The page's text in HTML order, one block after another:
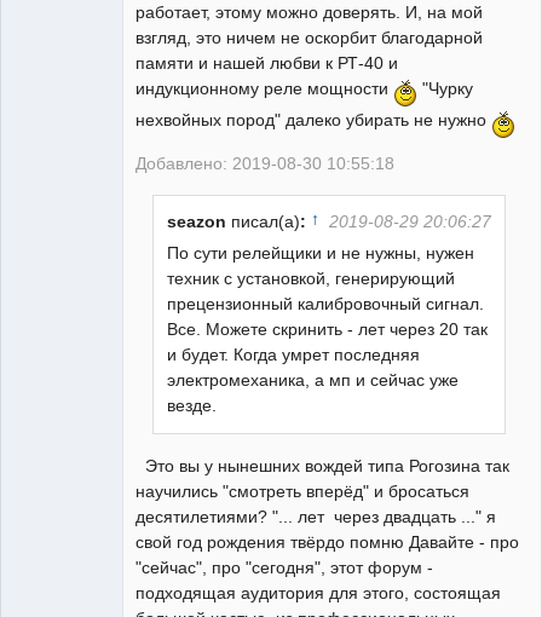
работает, этому можно доверять. И, на мой
взгляд, это ничем не оскорбит благодарной
памяти и нашей любви к РТ-40 и
индукционному реле мощности
"Чурку
нехвойных пород" далеко убирать не нужно
Добавлено: 2019-08-30 10:55:18
seazon писал(а): ↑
2019-08-29 20:06:27
По сути релейщики и не нужны, нужен
техник с установкой, генерирующий
прецензионный калибровочный сигнал.
Все. Можете скринить - лет через 20 так
и будет. Когда умрет последняя
электромеханика, а мп и сейчас уже
везде.
Это вы у нынешних вождей типа Рогозина так
научились "смотреть вперёд" и бросаться
десятилетиями? "... лет через двадцать ..." я
свой год рождения твёрдо помню Давайте - про
"сейчас", про "сегодня", этот форум -
подходящая аудитория для этого, состоящая